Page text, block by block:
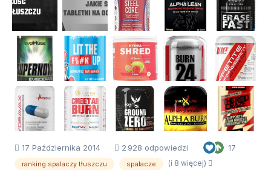
17 Października 2014 2 928 odpowiedzi 17
ranking spalaczy tłuszczu spalacze (i 8 więcej)